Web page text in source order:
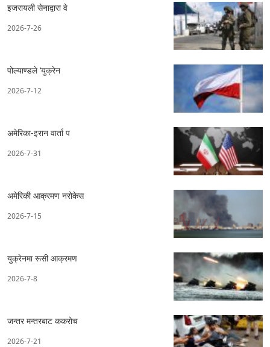
इजरायली सेनाद्वारा वे
2026-7-26
पोल्याण्डले ‘युक्रेन
2026-7-12
अमेरिका-इरान वार्ता प
2026-7-31
अमेरिकी आक्रमण नरोकेस
2026-7-15
युक्रेनमा रूसी आक्रमण
2026-7-8
जन्तर मन्तरबाट ककरोच
2026-7-21